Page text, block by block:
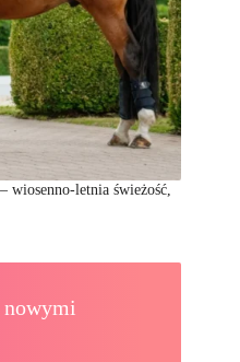
wiosenno-letnia świeżość,
nowymi